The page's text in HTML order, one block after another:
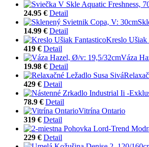
24.95 € Detail
14.99 € Detail
Kreslo Ušiak
419 € Detail
Váza
19.98 € Detail
429 € Detail
78.9 € Detail
Vitrína Ontario
319 € Detail
229 € Detail